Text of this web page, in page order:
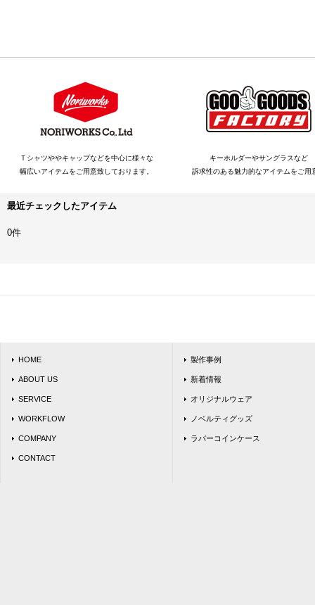
Ｔシャツややキャップなどを中心に様々な
幅広いアイテムをご用意致しております。
キーホルダーやサングラスなど
訴求性のある魅力的なアイテムをご用
最近チェックしたアイテム
0件
HOME
ABOUT US
SERVICE
WORKFLOW
COMPANY
CONTACT
製作事例
新着情報
オリジナルウェア
ノベルティグッズ
ラバーコインケース